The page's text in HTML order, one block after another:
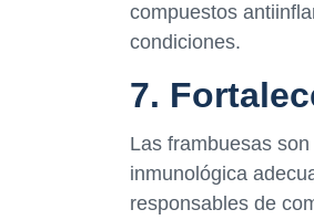
compuestos
condiciones.
7.
Las frambuesas
inmunológica
responsables de